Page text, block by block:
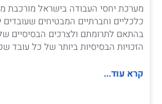
מערכת יחסי העבודה בישראל מורכבת
כלכליים וחברתיים המבטיחים
בהתאם לתרומתם ולצרכים הבסיסיים
הזכויות הבסיסיות ביותר של כל עובד
קרא עוד...